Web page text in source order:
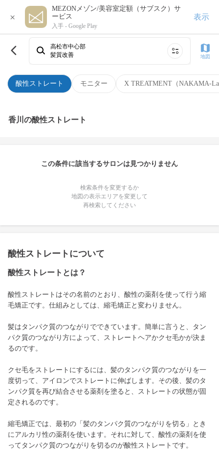
×
MEZONメゾン/美容室定額（サブスク）サ
ービス
入手 - Google Play
表示
酸性ストレート モニター X TREATMENT（NAKAMA-
高松市中心部
髪質改善
地図
香川の酸性ストレート
この条件に該当するサロンは見つかりません
検索条件を変更するか
地図の表示エリアを変更して
再検索してください
酸性ストレートについて
酸性ストレートとは？
酸性ストレートはその名前のとおり、酸性の薬剤を使って行う縮
毛矯正です。仕組みとしては、縮毛矯正と変わりません。
髪はタンパク質のつながりでできています。簡単に言うと、タン
パク質のつながり方によって、ストレートヘアかクセ毛かが決ま
るのです。
クセ毛をストレートにするには、髪のタンパク質のつながりを一
度切って、アイロンでストレートに伸ばします。その後、髪のタ
ンパク質を再び結合させる薬剤を塗ると、ストレートの状態が固
定されるのです。
縮毛矯正では、最初の「髪のタンパク質のつながりを切る」とき
にアルカリ性の薬剤を使います。それに対して、酸性の薬剤を使
ってタンパク質のつながりを切るのが酸性ストレートです。